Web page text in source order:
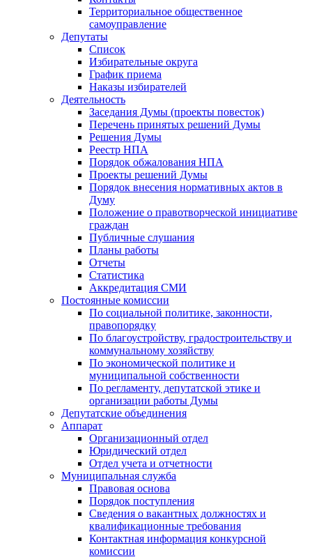
Территориальное общественное
самоуправление
Депутаты
Список
Избирательные округа
График приема
Наказы избирателей
Деятельность
Заседания Думы (проекты повесток)
Перечень принятых решений Думы
Решения Думы
Реестр НПА
Порядок обжалования НПА
Проекты решений Думы
Порядок внесения нормативных актов в
Думу
Положение о правотворческой инициативе
граждан
Публичные слушания
Планы работы
Отчеты
Статистика
Аккредитация СМИ
Постоянные комиссии
По социальной политике, законности,
правопорядку
По благоустройству, градостроительству и
коммунальному хозяйству
По экономической политике и
муниципальной собственности
По регламенту, депутатской этике и
организации работы Думы
Депутатские объединения
Аппарат
Организационный отдел
Юридический отдел
Отдел учета и отчетности
Муниципальная служба
Правовая основа
Порядок поступления
Сведения о вакантных должностях и
квалификационные требования
Контактная информация конкурсной
комиссии